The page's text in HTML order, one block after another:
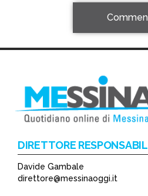
*
DIRETTORE
Davide Gambale
direttore@messinaoggi.it